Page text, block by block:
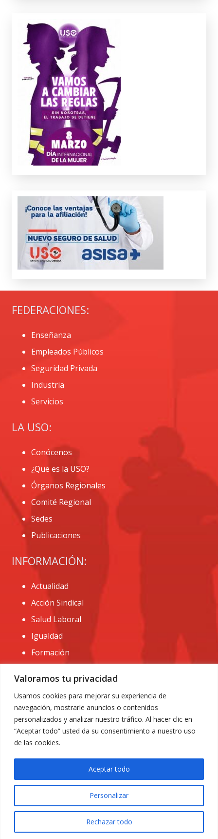
Valoramos tu privacidad
Usamos cookies para mejorar su experiencia de
navegación, mostrarle anuncios o contenidos
personalizados y analizar nuestro tráfico. Al hacer clic en
“Aceptar todo” usted da su consentimiento a nuestro uso
de las cookies.
Personalizar
Rechazar todo
Aceptar todo
FEDERACIONES:
Enseñanza
Empleados Públicos
Seguridad Privada
Industria
Servicios
LA USO:
Conócenos
¿Que es la USO?
Órganos Regionales
Comité Regional
Sedes
Publicaciones
INFORMACIÓN:
Actualidad
Acción Sindical
Salud Laboral
Igualdad
Formación
CONTACTO:
administracion@usomurcia.org
968 25 01 20
C/ Huerto de las bombas nº6. 30009 Murcia
Privacidad|
© 2018 Todos los derechos reservados. Diseño web
ACRILONIA